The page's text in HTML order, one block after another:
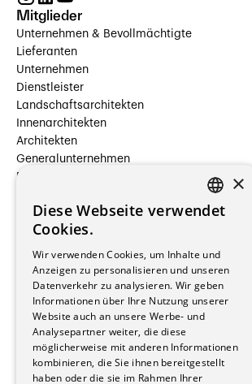
Mitglieder
Unternehmen & Bevollmächtigte
Lieferanten
Unternehmen
Dienstleister
Landschaftsarchitekten
Innenarchitekten
Architekten
Generalunternehmen
Beauftragte Unternehmen
Hersteller/Lieferanten
Bauherrschaften
Immobilienverwaltungsgesellschaften
Stockwerkeigentum
Reportagen
Wohnungen
Renovierungen
Innere Umbauten
Gastgewerbe und Tourismus
Verwaltungsgebäude und Geschäfte
FRENCH
×
Diese Webseite verwendet
Cookies.
Wir verwenden Cookies, um Inhalte und
Anzeigen zu personalisieren und unseren
Datenverkehr zu analysieren. Wir geben
Informationen über Ihre Nutzung unserer
Website auch an unsere Werbe- und
Analysepartner weiter, die diese
möglicherweise mit anderen Informationen
kombinieren, die Sie ihnen bereitgestellt
haben oder die sie im Rahmen Ihrer